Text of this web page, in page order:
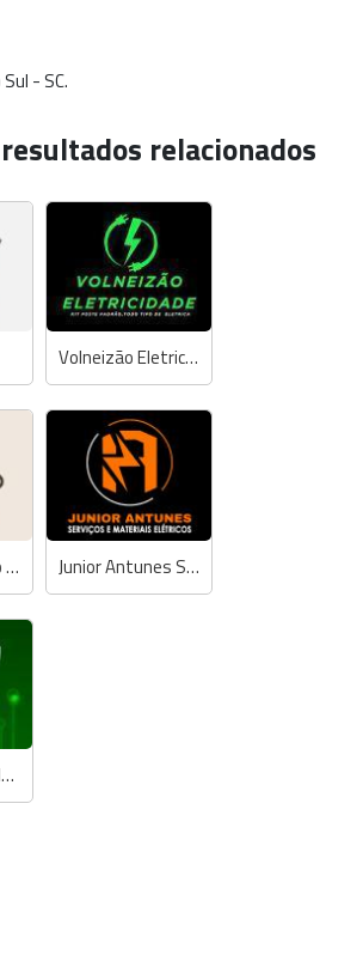
- SC.
relacionados
Volneizão Eletricidade
Júlio Construção e Reformas Junior Antunes Serviços e Materiais Elétricos
CMJ Sistemas de Segurança Eletrônica e Elétrica